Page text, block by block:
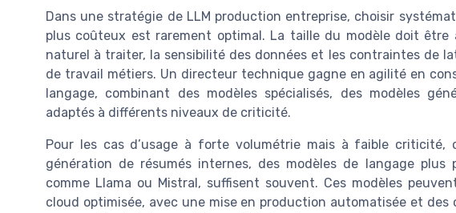
Dans une stratégie de LLM production entreprise, choisir
plus coûteux est rarement optimal. La taille du modèle doit être
naturel à traiter, la sensibilité des données et les contraintes de
de travail métiers. Un directeur technique gagne en agilité en
langage, combinant des modèles spécialisés, des modèles
adaptés à différents niveaux de criticité.
Pour les cas d’usage à forte volumétrie mais à faible criticité,
génération de résumés internes, des modèles de langage plus
comme Llama ou Mistral, suffisent souvent. Ces modèles
cloud optimisée, avec une mise en production automatisée et